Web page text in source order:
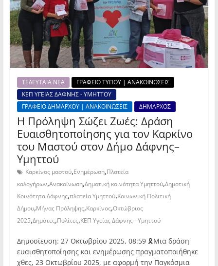
ΤΕΛΕΥΤΑΙΑ ΝΕΑ
ΓΡΑΦΕΙΟ ΤΥΠΟΥ | ΑΝΑΚΟΙΝΩΣΕΙΣ
ΚΕΠ ΥΓΕΙΑΣ ΔΑΦΝΗΣ - ΥΜΗΤΤΟΥ
ΓΡΑΦΕΙΟ ΔΗΜΑΡΧΟΥ | ΑΝΑΚΟΙΝΩΣΕΙΣ
ΔΗΜΑΡΧΟΣ
Η Πρόληψη Σώζει Ζωές: Δράση
Ευαισθητοποίησης για τον Καρκίνο
του Μαστού στον Δήμο Δάφνης–
Υμηττού
Καρκίνος μαστού,Ενημέρωση,Πλατεία
καλογήρων,Ανακοίνωση,Δημοτική κοινότητα Υμηττού,Δημοτική
Κοινότητα Δάφνης,πλατεία Υμηττού,Κοινωνική Πολιτική
Δήμου,Μήνας Πρόληψης,Καρκίνος,Οκτώβριος
2025,Δημότες,Πολίτες,ΚΕΠ Υγείας Δάφνης - Υμηττού
Δημοσίευση: 27 Οκτωβρίου 2025, 08:59 🎗️Μια δράση
ευαισθητοποίησης και ενημέρωσης πραγματοποιήθηκε
χθες, 23 Οκτωβρίου 2025, με αφορμή την Παγκόσμια